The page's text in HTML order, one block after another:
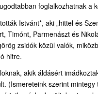
foglalkozhatnak a
Istvánt*, aki „hittel és
Timónt, Parmenászt és
zsidók közül valók,
hitre.
akik áldásért
(Ismereteink szerint